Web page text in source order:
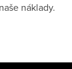
náklady.